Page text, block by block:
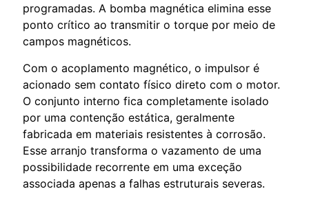
programadas. A bomba magnética elimina esse
ponto crítico ao transmitir o torque por meio de
campos magnéticos.
Com o acoplamento magnético, o impulsor é
acionado sem contato físico direto com o motor.
O conjunto interno fica completamente isolado
por uma contenção estática, geralmente
fabricada em materiais resistentes à corrosão.
Esse arranjo transforma o vazamento de uma
possibilidade recorrente em uma exceção
associada apenas a falhas estruturais severas.